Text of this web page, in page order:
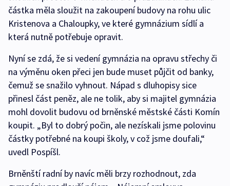
částka měla sloužit na zakoupení budovy na rohu ulic
Kristenova a Chaloupky, ve které gymnázium sídlí a
která nutně potřebuje opravit.
Nyní se zdá, že si vedení gymnázia na opravu střechy či
na výměnu oken přeci jen bude muset půjčit od banky,
čemuž se snažilo vyhnout. Nápad s dluhopisy sice
přinesl část peněz, ale ne tolik, aby si majitel gymnázia
mohl dovolit budovu od brněnské městské části Komín
koupit. „Byl to dobrý počin, ale nezískali jsme polovinu
částky potřebné na koupi školy, v což jsme doufali,“
uvedl Pospíšl.
Brněnští radní by navíc měli brzy rozhodnout, zda